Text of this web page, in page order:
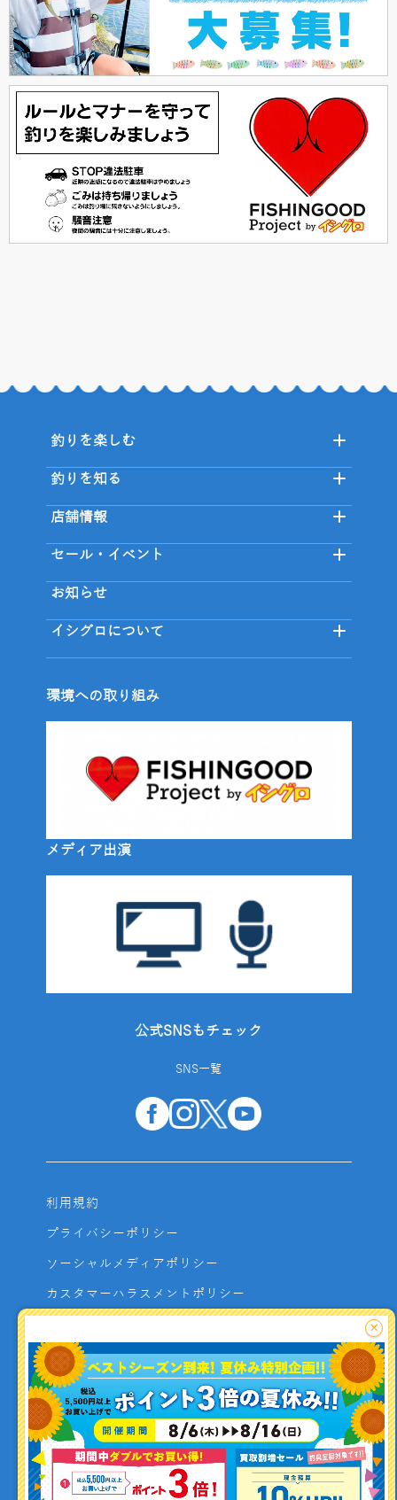
釣り情報を
投稿する
釣りを楽しむ
釣りを知る
店舗情報
セール・イベント
お知らせ
イシグロについて
環境への取り組み
メディア出演
公式SNSもチェック
SNS一覧
利用規約
プライバシーポリシー
ソーシャルメディアポリシー
カスタマーハラスメントポリシー
よくあるご質問
お問い合わせ
利用者資金の保全方法
×